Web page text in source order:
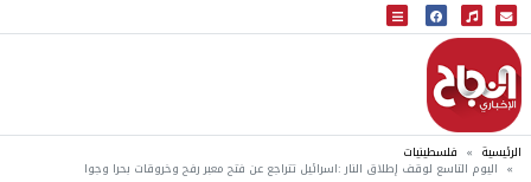
البث المباشر
إذاعة النجاح
الرئيسية فلسطينيات
اليوم التاسع لوقف إطلاق النار :اسرائيل تتراجع عن فتح معبر رفح وخروقات بحرا وجوا